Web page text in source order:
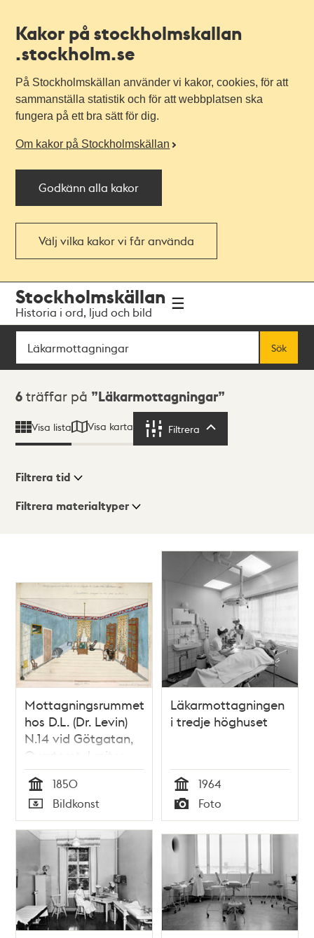
Kakor på stockholmskallan
.stockholm.se
På Stockholmskällan använder vi kakor, cookies, för att
sammanställa statistik och för att webbplatsen ska
fungera på ett bra sätt för dig.
Om kakor på Stockholmskällan
Godkänn alla kakor
Välj vilka kakor vi får använda
navigationen
huvudinnehållet
Stockholmskällan
Historia i ord, ljud och bild
Sök
Sök
Sökresultat
6 träffar på Läkarmottagningar
Visa lista Visa karta Filtrera
Visningsläge
Filtrera tid
Filtrera materialtyper
Mottagningsrummet
hos D.L. (Dr. Levin)
N.14 vid Götgatan,
Qvarteret Jupiter
Större, en trappa
upp - Operationen
onsdagen den 24
april år 1850
Tid
1850
Typ
Bildkonst
Läkarmottagningen
i tredje höghuset
Tid
1964
Typ
Foto